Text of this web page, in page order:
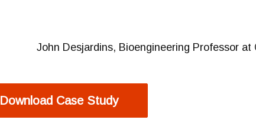
John Desjardins, Bioengineering Professor at
Download Case Study